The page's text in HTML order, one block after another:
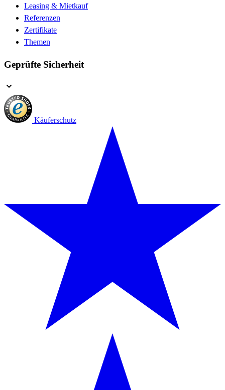
Leasing & Mietkauf
Referenzen
Zertifikate
Themen
Geprüfte Sicherheit
Käuferschutz